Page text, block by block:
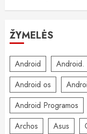
ŽYMELĖS
Android Android.
Android os
Android Programos
Archos
Asus